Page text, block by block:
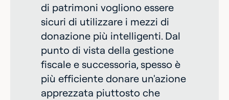
di patrimoni vogliono essere
sicuri di utilizzare i mezzi di
donazione più intelligenti. Dal
punto di vista della gestione
fiscale e successoria, spesso è
più efficiente donare un'azione
apprezzata piuttosto che